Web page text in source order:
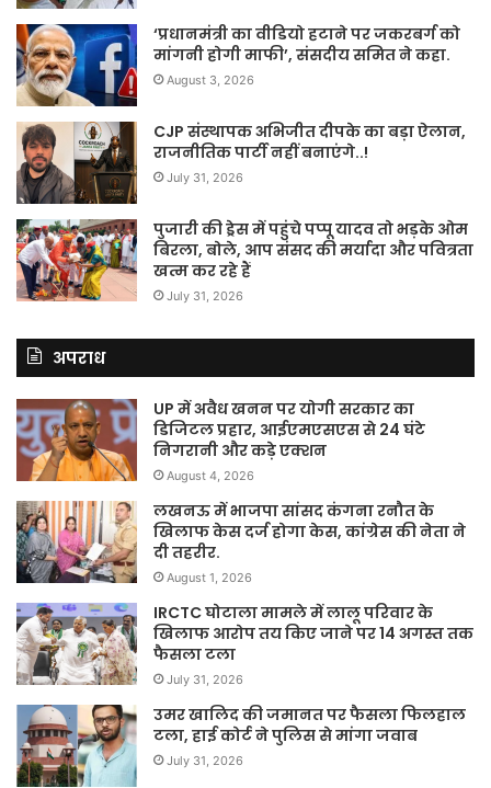
‘प्रधानमंत्री का वीडियो हटाने पर जकरबर्ग को
मांगनी होगी माफी’, संसदीय समित ने कहा.
August 3, 2026
CJP संस्थापक अभिजीत दीपके का बड़ा ऐलान,
राजनीतिक पार्टी नहीं बनाएंगे..!
July 31, 2026
पुजारी की ड्रेस में पहुंचे पप्पू यादव तो भड़के ओम
बिरला, बोले, आप संसद की मर्यादा और पवित्रता
खत्म कर रहे हैं
July 31, 2026
अपराध
UP में अवैध खनन पर योगी सरकार का
डिजिटल प्रहार, आईएमएसएस से 24 घंटे
निगरानी और कड़े एक्शन
August 4, 2026
लखनऊ में भाजपा सांसद कंगना रनौत के
खिलाफ केस दर्ज होगा केस, कांग्रेस की नेता ने
दी तहरीर.
August 1, 2026
IRCTC घोटाला मामले में लालू परिवार के
खिलाफ आरोप तय किए जाने पर 14 अगस्त तक
फैसला टला
July 31, 2026
उमर खालिद की जमानत पर फैसला फिलहाल
टला, हाई कोर्ट ने पुलिस से मांगा जवाब
July 31, 2026